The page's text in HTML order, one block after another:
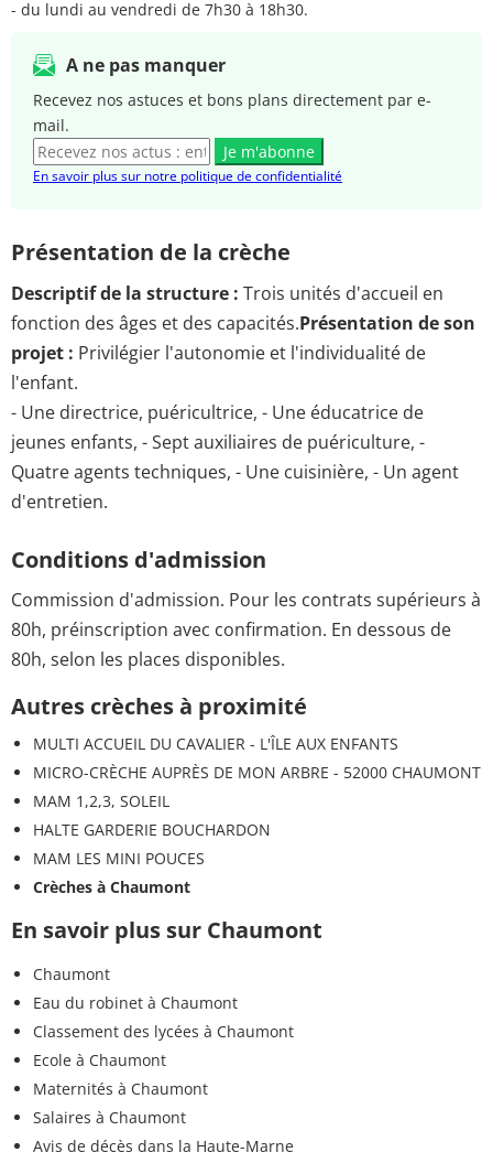
- du lundi au vendredi de 7h30 à 18h30.
A ne pas manquer
Recevez nos astuces et bons plans directement par e-
mail.
Je m'abonne
En savoir plus sur notre politique de confidentialité
Présentation de la crèche
Descriptif de la structure : Trois unités d'accueil en
fonction des âges et des capacités.Présentation de son
projet : Privilégier l'autonomie et l'individualité de
l'enfant.
- Une directrice, puéricultrice, - Une éducatrice de
jeunes enfants, - Sept auxiliaires de puériculture, -
Quatre agents techniques, - Une cuisinière, - Un agent
d'entretien.
Conditions d'admission
Commission d'admission. Pour les contrats supérieurs à
80h, préinscription avec confirmation. En dessous de
80h, selon les places disponibles.
Autres crèches à proximité
MULTI ACCUEIL DU CAVALIER - L'ÎLE AUX ENFANTS
MICRO-CRÈCHE AUPRÈS DE MON ARBRE - 52000 CHAUMONT
MAM 1,2,3, SOLEIL
HALTE GARDERIE BOUCHARDON
MAM LES MINI POUCES
Crèches à Chaumont
En savoir plus sur Chaumont
Chaumont
Eau du robinet à Chaumont
Classement des lycées à Chaumont
Ecole à Chaumont
Maternités à Chaumont
Salaires à Chaumont
Avis de décès dans la Haute-Marne